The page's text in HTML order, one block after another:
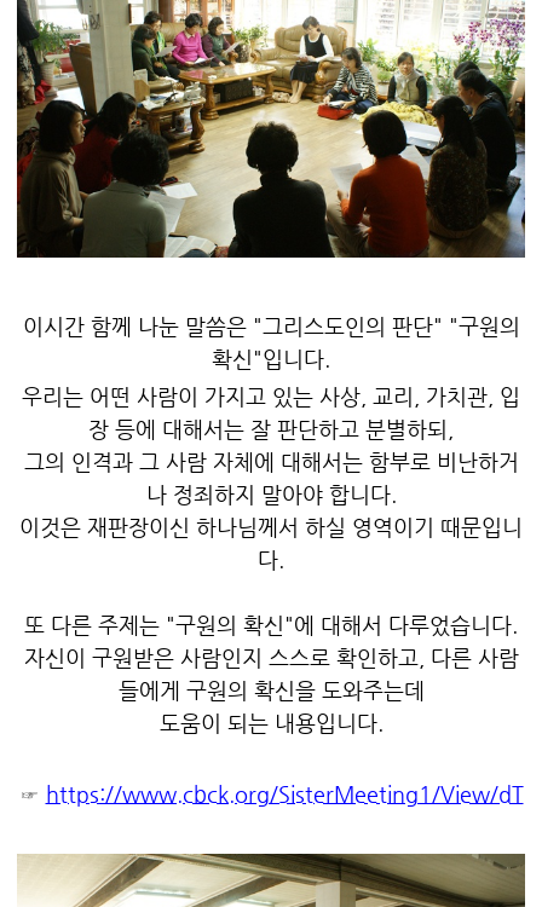
이시간 함께 나눈 말씀은 "그리스도인의 판단" "구원의
확신"입니다.
우리는 어떤 사람이 가지고 있는 사상, 교리, 가치관, 입
장 등에 대해서는 잘 판단하고 분별하되,
그의 인격과 그 사람 자체에 대해서는 함부로 비난하거
나 정죄하지 말아야 합니다.
이것은 재판장이신 하나님께서 하실 영역이기 때문입니
다.
또 다른 주제는 "구원의 확신"에 대해서 다루었습니다.
자신이 구원받은 사람인지 스스로 확인하고, 다른 사람
들에게 구원의 확신을 도와주는데
도움이 되는 내용입니다.
☞ https://www.cbck.org/SisterMeeting1/View/dT